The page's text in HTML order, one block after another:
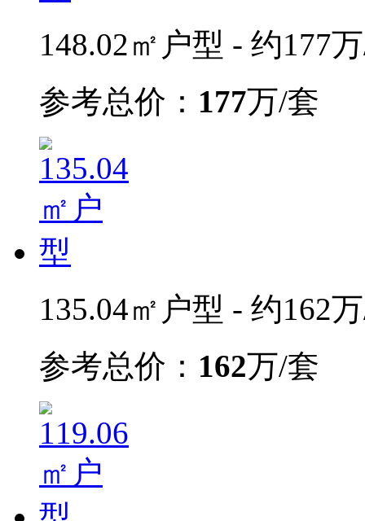
148.02㎡户型 - 约177
参考总价： 177万/套
135.04㎡户型 - 约162
参考总价： 162万/套